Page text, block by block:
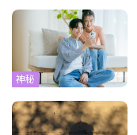
神秘